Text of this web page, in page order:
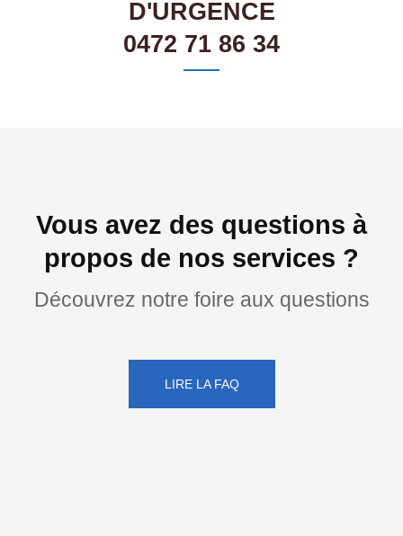
D'URGENCE
0472 71 86 34
Vous avez des questions à
propos de nos services ?
Découvrez notre foire aux questions
LIRE LA FAQ